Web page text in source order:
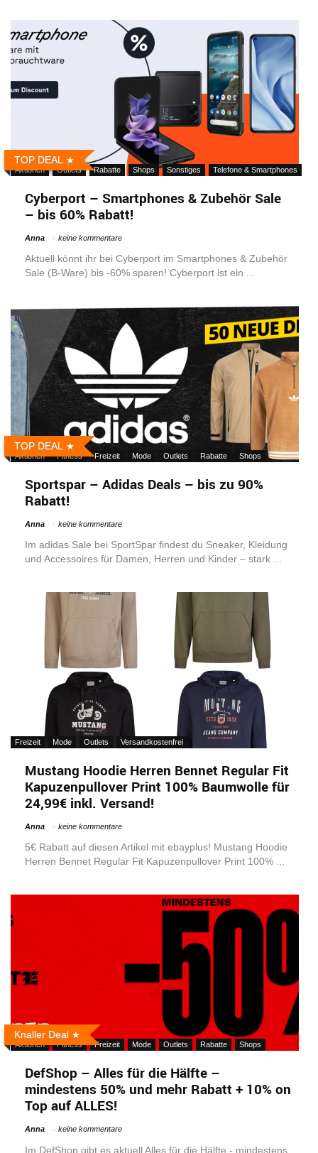
TOP DEAL
Aktionen Outlets Rabatte Shops Sonstiges Telefone & Smartphones
Cyberport – Smartphones & Zubehör Sale
– bis 60% Rabatt!
Anna keine kommentare
Aktuell könnt ihr bei Cyberport im Smartphones & Zubehör
Sale (B-Ware) bis -60% sparen! Cyberport ist ein ...
TOP DEAL
Aktionen Fitness Freizeit Mode Outlets Rabatte Shops
Sportspar – Adidas Deals – bis zu 90%
Rabatt!
Anna keine kommentare
Im adidas Sale bei SportSpar findest du Sneaker, Kleidung
und Accessoires für Damen, Herren und Kinder – stark ...
Freizeit Mode Outlets Versandkostenfrei
Mustang Hoodie Herren Bennet Regular Fit
Kapuzenpullover Print 100% Baumwolle für
24,99€ inkl. Versand!
Anna keine kommentare
5€ Rabatt auf diesen Artikel mit ebayplus! Mustang Hoodie
Herren Bennet Regular Fit Kapuzenpullover Print 100% ...
Knaller Deal
Aktionen Fitness Freizeit Mode Outlets Rabatte Shops
DefShop – Alles für die Hälfte –
mindestens 50% und mehr Rabatt + 10% on
Top auf ALLES!
Anna keine kommentare
Im DefShop gibt es aktuell Alles für die Hälfte - mindestens